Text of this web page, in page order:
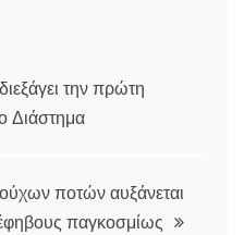
την πρώτη
Διάστημα
ποτών αυξάνεται
παγκοσμίως